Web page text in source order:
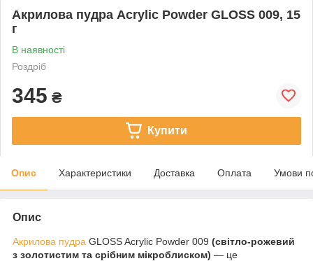
Акрилова пудра Acrylic Powder GLOSS 009, 15
г
В наявності
Роздріб
345 ₴
Купити
Опис Характеристики Доставка Оплата Умови
Опис
Акрилова пудра GLOSS Acrylic Powder 009 (світло-рожевий
з золотистим та срібним мікроблиском) — це